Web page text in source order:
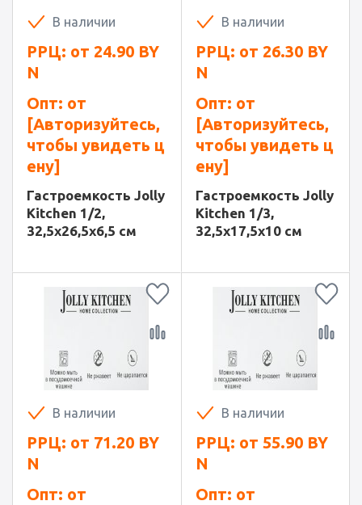
В наличии
РРЦ: от 24.90 BY
N
Опт: от
[Авторизуйтесь,
чтобы увидеть ц
ену]
Гастроемкость Jolly
Kitchen 1/2,
32,5х26,5х6,5 см
В наличии
РРЦ: от 26.30 BY
N
Опт: от
[Авторизуйтесь,
чтобы увидеть ц
ену]
Гастроемкость Jolly
Kitchen 1/3,
32,5х17,5х10 см
В наличии
РРЦ: от 71.20 BY
N
Опт: от
В наличии
РРЦ: от 55.90 BY
N
Опт: от